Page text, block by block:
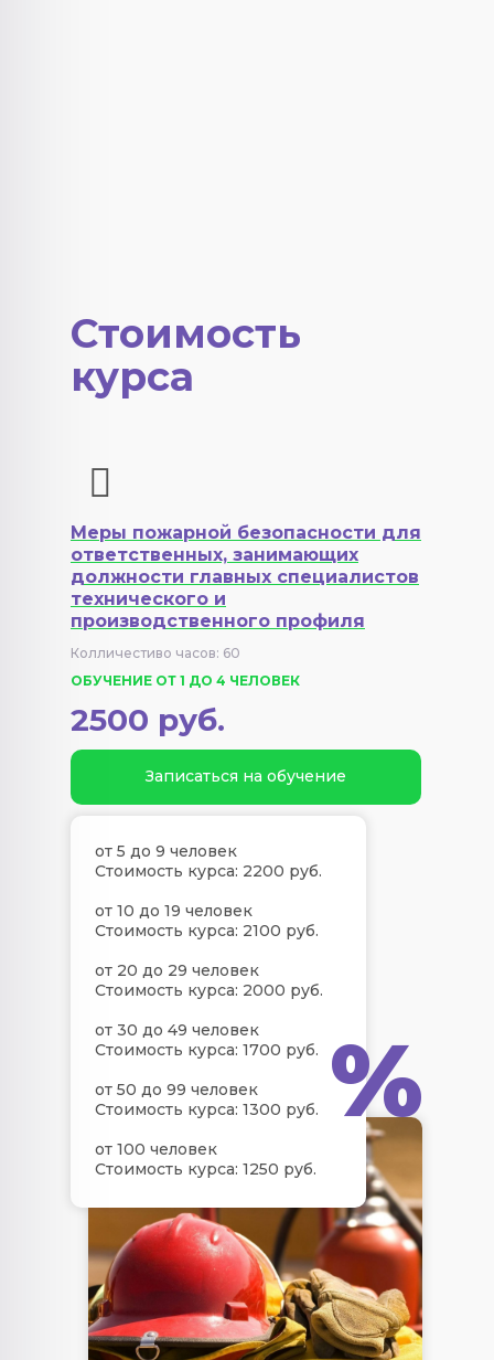
Стоимость
курса
Меры пожарной безопасности для
ответственных, занимающих
должности главных специалистов
технического и
производственного профиля
Колличестиво часов: 60
Записаться на обучение
ОБУЧЕНИЕ ОТ 1 ДО 4 ЧЕЛОВЕК
2500 руб.
от 5 до 9 человек
Стоимость курса: 2200 руб.
от 10 до 19 человек
Стоимость курса: 2100 руб.
от 20 до 29 человек
Стоимость курса: 2000 руб.
от 30 до 49 человек
Стоимость курса: 1700 руб.
от 50 до 99 человек
Стоимость курса: 1300 руб.
от 100 человек
Стоимость курса: 1250 руб.
%